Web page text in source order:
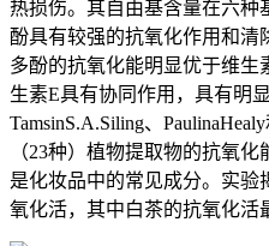
热损伤。其自由基含量在六种
酚具有较强的抗氧化作用和
多酚的抗氧化能明显优于维生
生素E具有协同作用，具有明
TamsinS.A.Siling、
（23种）植物提取物的抗氧
是化妆品中的常见成分。实验
氧化活，其中白茶的抗氧化活